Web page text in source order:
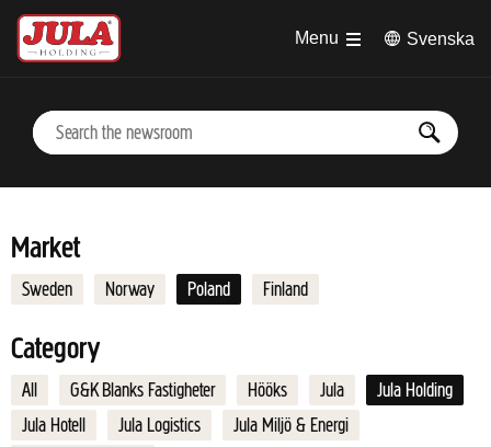
Jump to main content
Menu
Svenska
Market
Sweden Norway Poland Finland
Category
All G&K Blanks Fastigheter Hööks Jula
Jula Holding
Jula Hotell
Jula Logistics
Jula Miljö & Energi